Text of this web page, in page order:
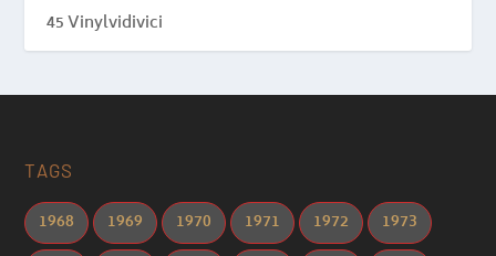
45 Vinylvidivici
TAGS
1968 1969 1970 1971 1972
1973